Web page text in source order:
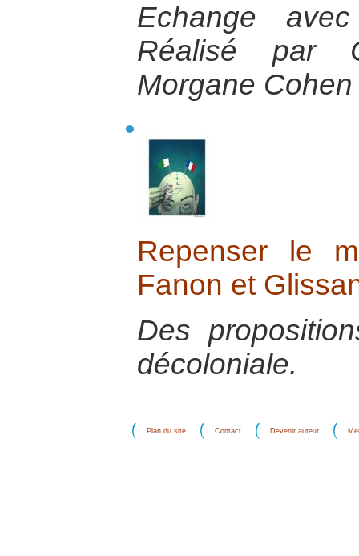
Echange
Réalisé par
Morgane Cohen
Repenser le
Fanon et
Des
décoloniale.
Plan du site Contact Devenir auteur